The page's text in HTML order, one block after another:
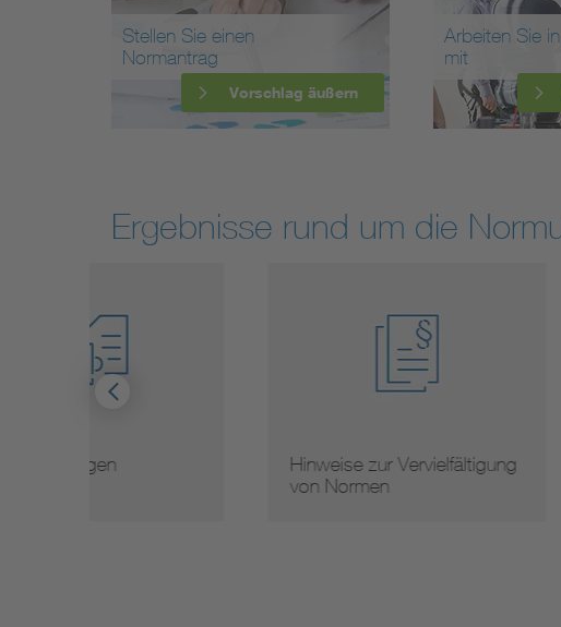
Stellen Sie einen
Normantrag
Vorschlag äußern
Arbeiten Sie
mit
Ergebnisse rund um die
Hinweise zur Vervielfältigung
Mit dem